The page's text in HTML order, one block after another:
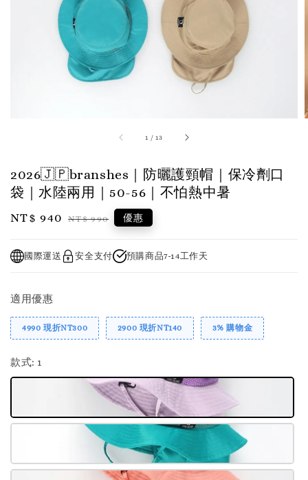
1 /13
2026🇯🇵branshes｜防曬護頸帽｜保冷劑口
袋｜水陸兩用｜50-56｜不怕熱中暑
Sale
NT$ 940 Regular
NT$ 990 優惠
國際運送 安全支付 預購商品7-14工作天
適用優惠
4990 現折NT300 2900 現折NT140 3% 購物金
款式: 1